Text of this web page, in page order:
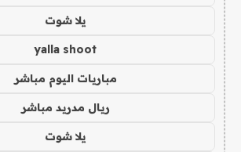
يلا شوت
yalla shoot
مباريات اليوم مباشر
ريال مدريد مباشر
يلا شوت